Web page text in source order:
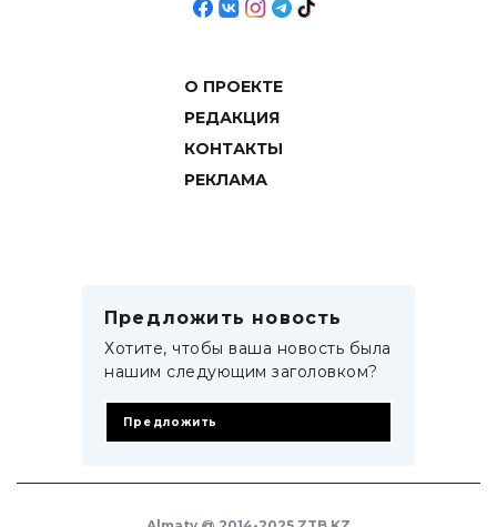
О ПРОЕКТЕ
РЕДАКЦИЯ
КОНТАКТЫ
РЕКЛАМА
Предложить новость
Хотите, чтобы ваша новость была
нашим следующим заголовком?
Предложить